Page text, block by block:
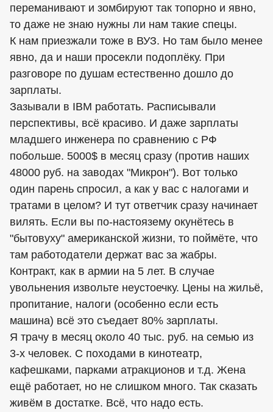
переманивают и зомбируют так топорно и явно,
то даже не знаю нужны ли нам такие спецы.
К нам приезжали тоже в ВУЗ. Но там было менее
явно, да и наши просекли подоплёку. При
разговоре по душам естественно дошло до
зарплаты.
Зазывали в IBM работать. Расписывали
перспективы, всё красиво. И даже зарплаты
младшего инженера по сравнению с РФ
побольше. 5000$ в месяц сразу (против наших
48000 руб. на заводах "Микрон"). Вот только
один парень спросил, а как у вас с налогами и
тратами в целом? И тут ответчик сразу начинает
вилять. Если вы по-настоязему окунётесь в
"бытовуху" американской жизни, то поймёте, что
там работодатели держат вас за жабры.
Контракт, как в армии на 5 лет. В случае
увольнения извольте неустоечку. Цены на жильё,
пропитание, налоги (особенно если есть
машина) всё это съедает 80% зарплаты.
Я трачу в месяц около 40 тыс. руб. на семью из
3-х человек. С походами в кинотеатр,
кафешками, парками атракционов и т.д. Жена
ещё работает, но не слишком много. Так сказать
живём в достатке. Всё, что надо есть.